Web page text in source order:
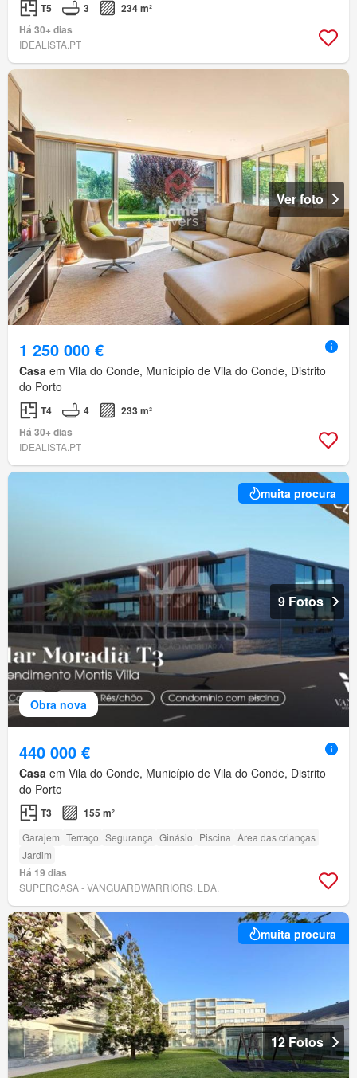
T5 3
234 m²
Há 30+ dias
IDEALISTA.PT
Ver foto
1 250 000 €
Casa em Vila do Conde, Município de Vila do Conde, Distrito
do Porto
T4 4
233 m²
Há 30+ dias
IDEALISTA.PT
Obra nova
muita procura
9 Fotos
440 000 €
Casa em Vila do Conde, Município de Vila do Conde, Distrito
do Porto
T3 155 m²
Garajem Terraço Segurança Ginásio Piscina Área das crianças
Jardim
Há 19 dias
SUPERCASA - VANGUARDWARRIORS, LDA.
muita procura
12 Fotos